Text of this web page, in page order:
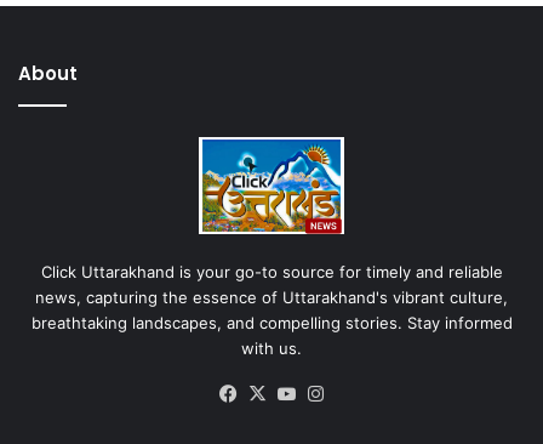
About
Click Uttarakhand is your go-to source for timely and reliable
news, capturing the essence of Uttarakhand's vibrant culture,
breathtaking landscapes, and compelling stories. Stay informed
with us.
Facebook
X YouTube